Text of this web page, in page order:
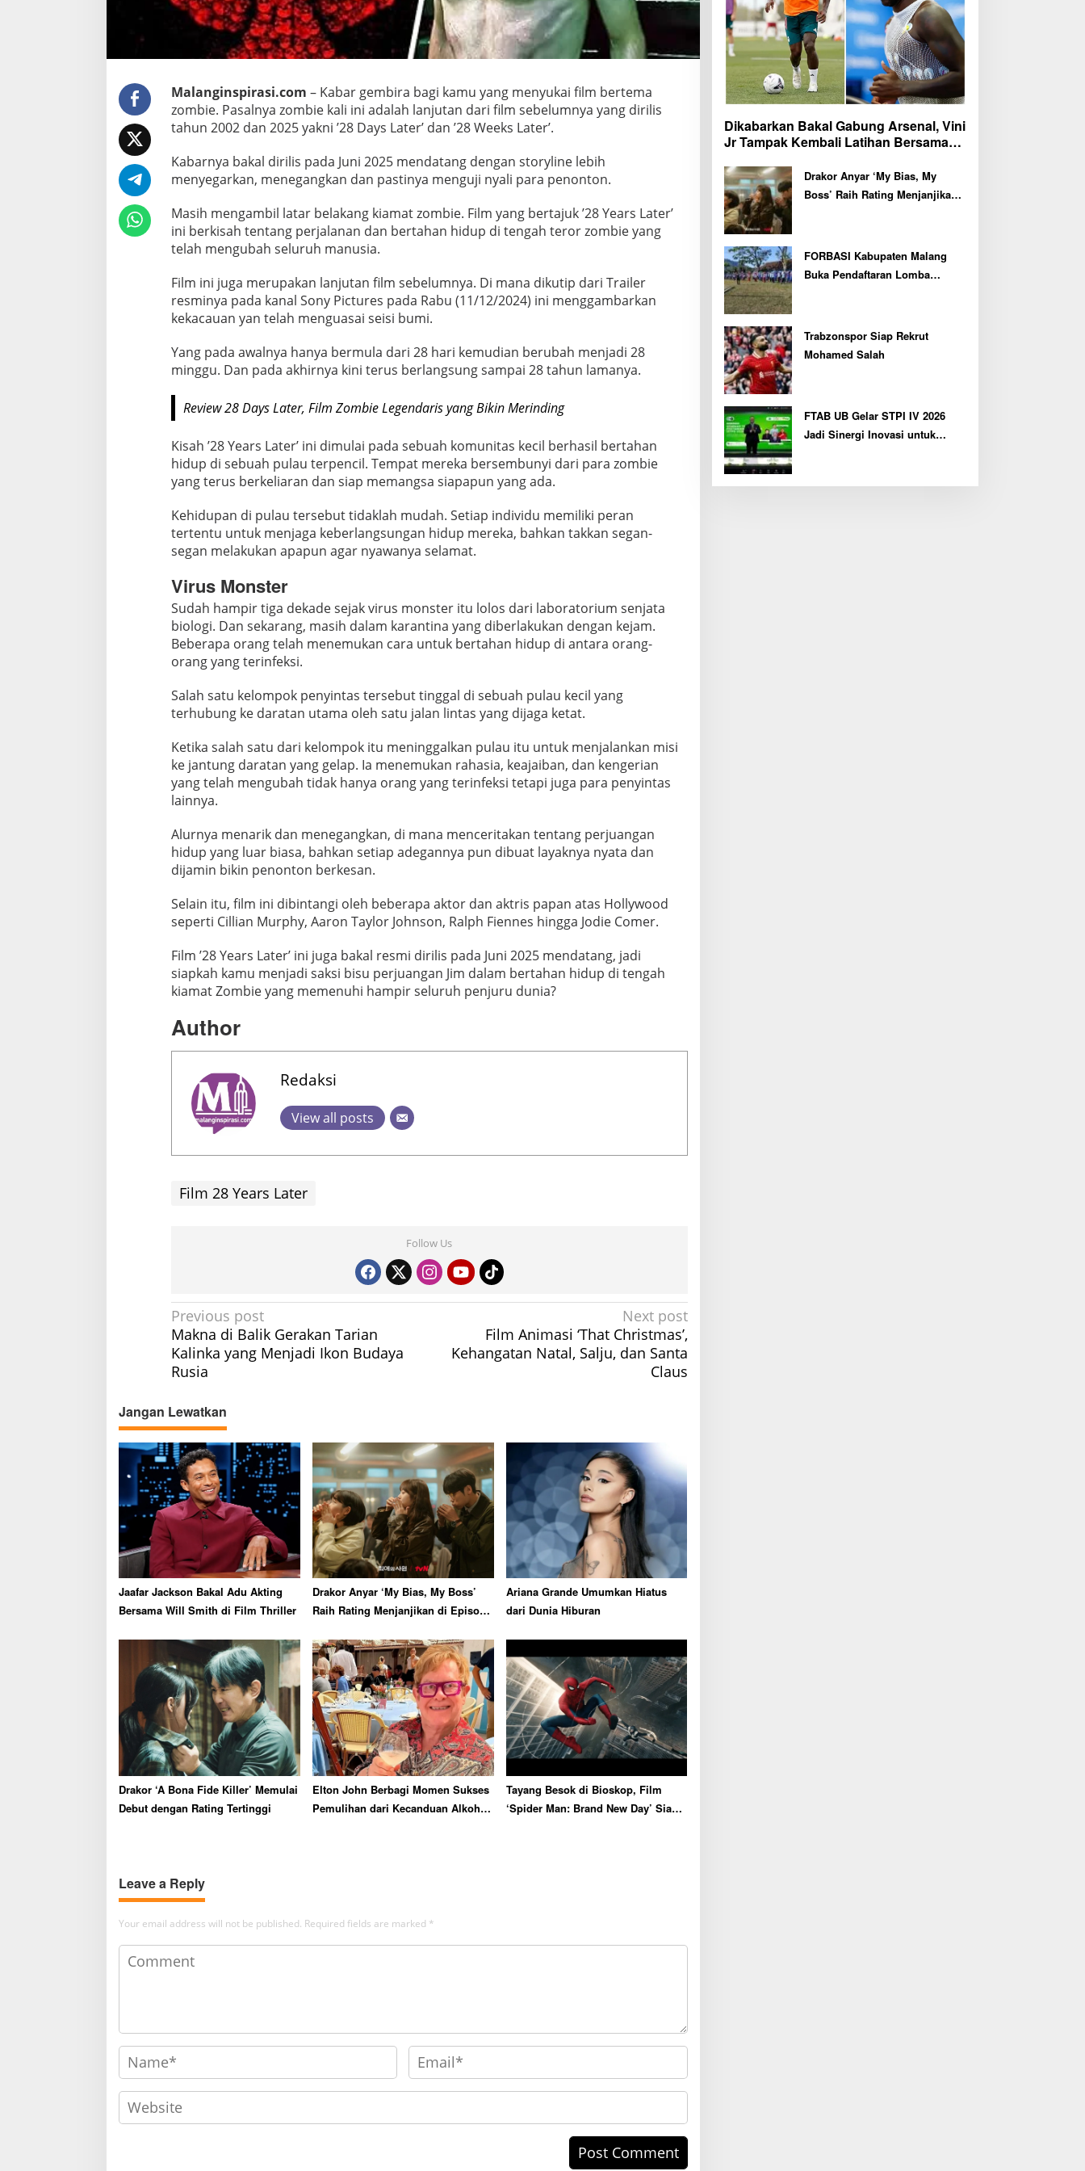
’
2
8
e
a
r
L
a
t
r
,
T
e
o
o
b
i
e
a
n
P
l
a
u
T
e
p
n
c
i
Malanginspirasi.com – Kabar gembira bagi kamu yang menyukai film bertema
zombie. Pasalnya zombie kali ini adalah lanjutan dari film sebelumnya yang dirilis
tahun 2002 dan 2025 yakni ’28 Days Later’ dan ’28 Weeks Later’.
Kabarnya bakal dirilis pada Juni 2025 mendatang dengan storyline lebih
menyegarkan, menegangkan dan pastinya menguji nyali para penonton.
Masih mengambil latar belakang kiamat zombie. Film yang bertajuk ’28 Years Later’
ini berkisah tentang perjalanan dan bertahan hidup di tengah teror zombie yang
telah mengubah seluruh manusia.
Film ini juga merupakan lanjutan film sebelumnya. Di mana dikutip dari Trailer
resminya pada kanal Sony Pictures pada Rabu (11/12/2024) ini menggambarkan
kekacauan yan telah menguasai seisi bumi.
Yang pada awalnya hanya bermula dari 28 hari kemudian berubah menjadi 28
minggu. Dan pada akhirnya kini terus berlangsung sampai 28 tahun lamanya.
Review 28 Days Later, Film Zombie Legendaris yang Bikin Merinding
Kisah ’28 Years Later’ ini dimulai pada sebuah komunitas kecil berhasil bertahan
hidup di sebuah pulau terpencil. Tempat mereka bersembunyi dari para zombie
yang terus berkeliaran dan siap memangsa siapapun yang ada.
Kehidupan di pulau tersebut tidaklah mudah. Setiap individu memiliki peran
tertentu untuk menjaga keberlangsungan hidup mereka, bahkan takkan segan-
segan melakukan apapun agar nyawanya selamat.
Virus Monster
Sudah hampir tiga dekade sejak virus monster itu lolos dari laboratorium senjata
biologi. Dan sekarang, masih dalam karantina yang diberlakukan dengan kejam.
Beberapa orang telah menemukan cara untuk bertahan hidup di antara orang-
orang yang terinfeksi.
Salah satu kelompok penyintas tersebut tinggal di sebuah pulau kecil yang
terhubung ke daratan utama oleh satu jalan lintas yang dijaga ketat.
Ketika salah satu dari kelompok itu meninggalkan pulau itu untuk menjalankan misi
ke jantung daratan yang gelap. Ia menemukan rahasia, keajaiban, dan kengerian
yang telah mengubah tidak hanya orang yang terinfeksi tetapi juga para penyintas
lainnya.
Alurnya menarik dan menegangkan, di mana menceritakan tentang perjuangan
hidup yang luar biasa, bahkan setiap adegannya pun dibuat layaknya nyata dan
dijamin bikin penonton berkesan.
Selain itu, film ini dibintangi oleh beberapa aktor dan aktris papan atas Hollywood
seperti Cillian Murphy, Aaron Taylor Johnson, Ralph Fiennes hingga Jodie Comer.
Film ’28 Years Later’ ini juga bakal resmi dirilis pada Juni 2025 mendatang, jadi
siapkah kamu menjadi saksi bisu perjuangan Jim dalam bertahan hidup di tengah
kiamat Zombie yang memenuhi hampir seluruh penjuru dunia?
Author
Redaksi
View all posts
Film 28 Years Later
Follow Us
P
o
s
t
n
a
v
i
g
a
t
i
o
n
Previous post
Makna di Balik Gerakan Tarian
Kalinka yang Menjadi Ikon Budaya
Rusia
Next post
Film Animasi ‘That Christmas’,
Kehangatan Natal, Salju, dan Santa
Claus
Jangan Lewatkan
Jaafar Jackson Bakal Adu Akting
Bersama Will Smith di Film Thriller
Drakor Anyar ‘My Bias, My Boss’
Raih Rating Menjanjikan di Episode
Ariana Grande Umumkan Hiatus
dari Dunia Hiburan
Drakor ‘A Bona Fide Killer’ Memulai
Debut dengan Rating Tertinggi
Elton John Berbagi Momen Sukses
Pemulihan dari Kecanduan Alkohol
Tayang Besok di Bioskop, Film
‘Spider Man: Brand New Day’ Siap
Leave a Reply
Your email address will not be published. Required fields are marked *
Dikabarkan Bakal Gabung Arsenal, Vini
Jr Tampak Kembali Latihan Bersama
Drakor Anyar ‘My Bias, My
Boss’ Raih Rating Menjanjikan
FORBASI Kabupaten Malang
Buka Pendaftaran Lomba
Trabzonspor Siap Rekrut
Mohamed Salah
FTAB UB Gelar STPI IV 2026
Jadi Sinergi Inovasi untuk